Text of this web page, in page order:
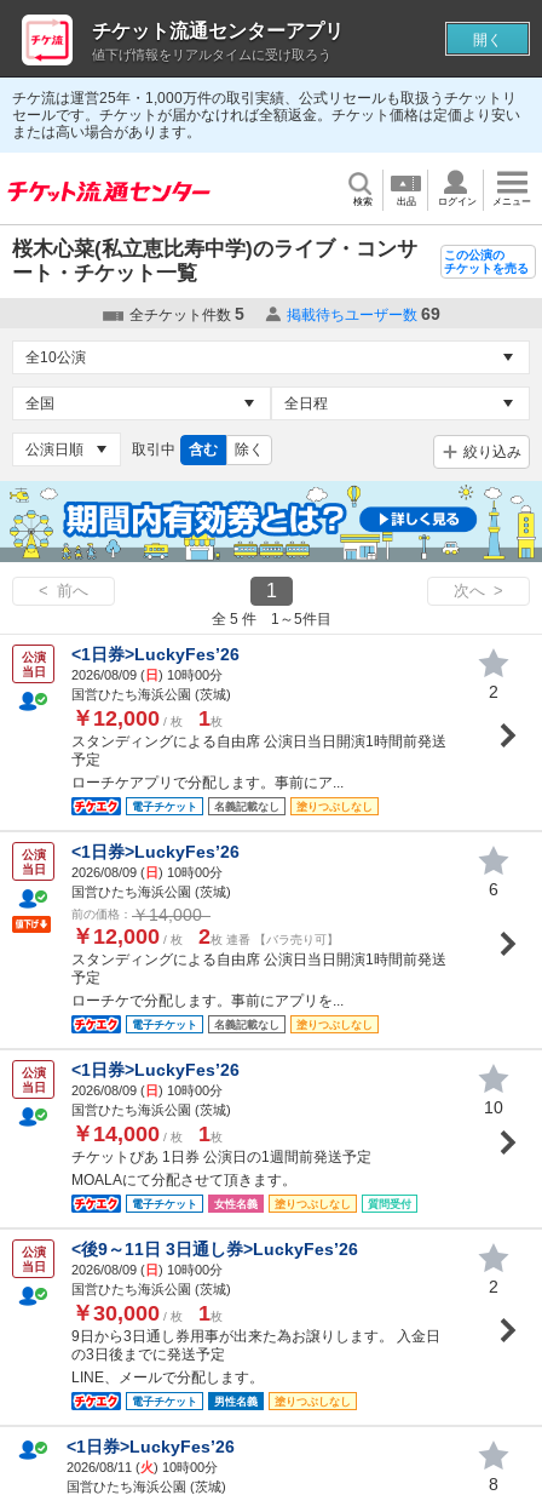
チケ流は運営25年・1,000万件の取引実績、公式リセールも取扱うチケットリ
セールです。チケットが届かなければ全額返金。チケット価格は定価より安い
または高い場合があります。
検索 出品 ログイン メニュー
桜木心菜(私立恵比寿中学)のライブ・コンサ
ート・チケット一覧
この公演の
チケットを売る
全チケット件数 5 掲載待ちユーザー数 69
取引中 含む 除く 絞り込み
< 前へ 1 次へ >
全 5 件 1～5件目
公演
当日
<1日券>LuckyFes’26
2026/08/09 (日) 10時00分
国営ひたち海浜公園 (茨城)
￥12,000 / 枚 1枚
スタンディングによる自由席 公演日当日開演1時間前発送
予定
ローチケアプリで分配します。事前にア...
電子チケット 名義記載なし 塗りつぶしなし
2
公演
当日
<1日券>LuckyFes’26
2026/08/09 (日) 10時00分
国営ひたち海浜公園 (茨城)
前の価格： ￥14,000
￥12,000 / 枚 2枚 連番 【バラ売り可】
スタンディングによる自由席 公演日当日開演1時間前発送
予定
ローチケで分配します。事前にアプリを...
電子チケット 名義記載なし 塗りつぶしなし
6
公演
当日
<1日券>LuckyFes’26
2026/08/09 (日) 10時00分
国営ひたち海浜公園 (茨城)
￥14,000 / 枚 1枚
チケットぴあ 1日券 公演日の1週間前発送予定
MOALAにて分配させて頂きます。
電子チケット 女性名義 塗りつぶしなし 質問受付
10
公演
当日
<後9～11日 3日通し券>LuckyFes’26
2026/08/09 (日) 10時00分
国営ひたち海浜公園 (茨城)
￥30,000 / 枚 1枚
9日から3日通し券用事が出来た為お譲りします。 入金日
の3日後までに発送予定
LINE、メールで分配します。
電子チケット 男性名義 塗りつぶしなし
2
<1日券>LuckyFes’26
2026/08/11 (火) 10時00分
国営ひたち海浜公園 (茨城)
8
チケット流通センターアプリ
値下げ情報をリアルタイムに受け取ろう
開く